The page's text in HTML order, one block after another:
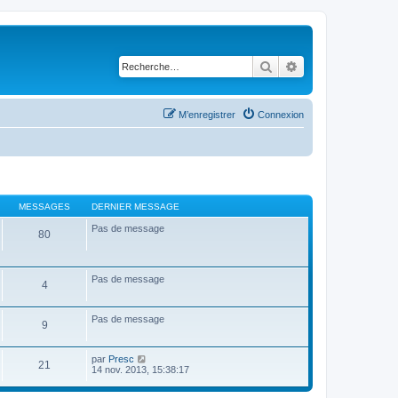
Rechercher
Connexion
M’enregistrer
MESSAGES DERNIER MESSAGE
80 Pas de message
4 Pas de message
9 Pas de message
21 par Presc
r
14 nov. 2013, 15:38:17